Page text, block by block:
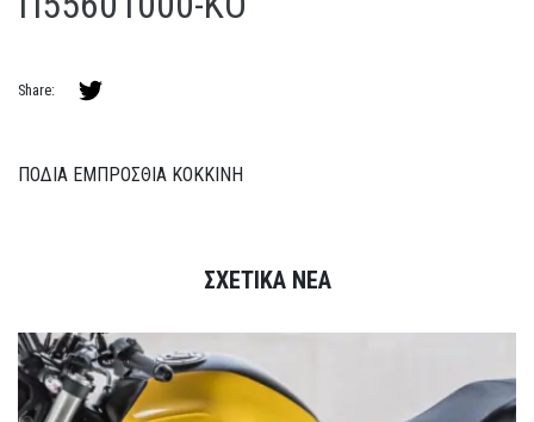
Share:
ΠΟΔΙΑ ΕΜΠΡΟΣΘΙΑ ΚΟΚΚΙΝΗ
ΣΧΕΤΙΚΑ ΝΕΑ